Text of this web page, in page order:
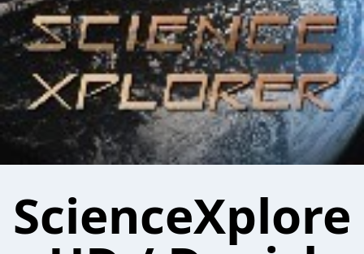
ScienceXplore